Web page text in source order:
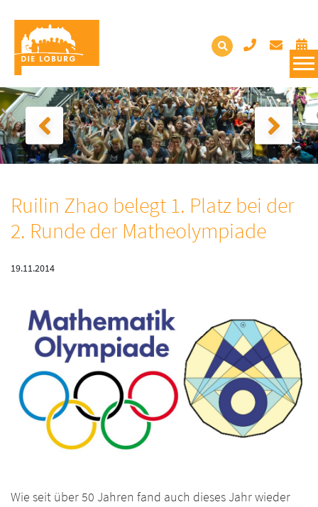
Ruilin Zhao belegt 1. Platz bei der
2. Runde der Matheolympiade
19.11.2014
Wie seit über 50 Jahren fand auch dieses Jahr wieder